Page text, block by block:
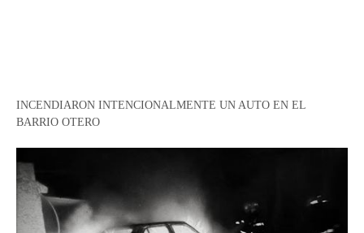
INCENDIARON INTENCIONALMENTE UN AUTO EN EL
BARRIO OTERO